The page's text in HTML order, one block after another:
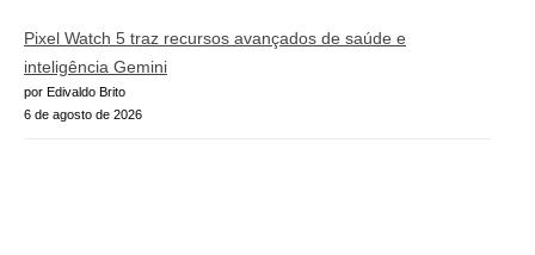
Pixel Watch 5 traz recursos avançados de saúde e
inteligência Gemini
por Edivaldo Brito
6 de agosto de 2026